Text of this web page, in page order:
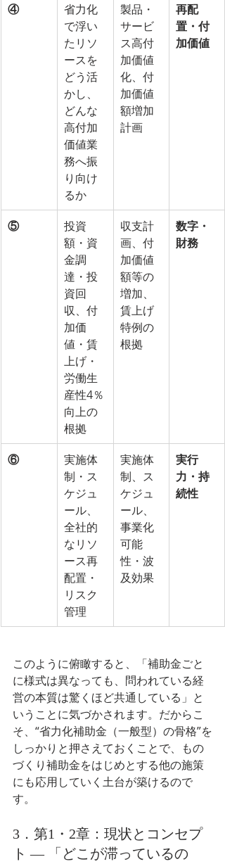
④
省力化
で浮い
たリソ
ースを
どう活
かし、
どんな
高付加
価値業
務へ振
り向け
るか
製品・
サービ
ス高付
加価値
化、付
加価値
額増加
計画
再配
置・付
加価値
⑤
投資
額・資
金調
達・投
資回
収、付
加価
値・賃
上げ・
労働生
産性4％
向上の
根拠
収支計
画、付
加価値
額等の
増加、
賃上げ
特例の
根拠
数字・
財務
⑥
実施体
制・ス
ケジュ
ール、
全社的
なリソ
ース再
配置・
リスク
管理
実施体
制、ス
ケジュ
ール、
事業化
可能
性・波
及効果
実行
力・持
続性
このように俯瞰すると、「補助金ごと
に様式は異なっても、問われている経
営の本質は驚くほど共通している」と
いうことに気づかされます。だからこ
そ、“省力化補助金（一般型）の骨格”を
しっかりと押さえておくことで、もの
づくり補助金をはじめとする他の施策
にも応用していく土台が築けるので
す。
3．第1・2章：現状とコンセプ
ト ― 「どこが滞っているの